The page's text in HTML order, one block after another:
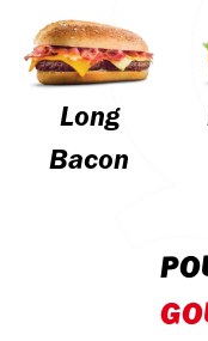
Long
Bacon